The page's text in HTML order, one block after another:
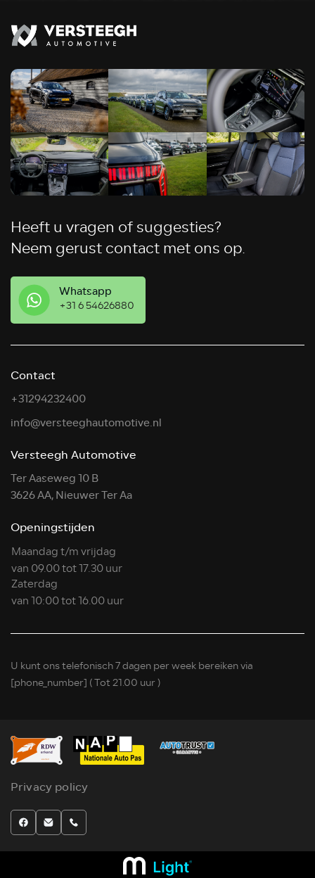
Heeft u vragen of suggesties?
Neem gerust contact met ons op.
Whatsapp
+31 6 54626880
Contact
+31294232400
info@versteeghautomotive.nl
Versteegh Automotive
Ter Aaseweg 10 B
3626 AA, Nieuwer Ter Aa
Openingstijden
Maandag t/m vrijdag
van 09.00 tot 17.30 uur
Zaterdag
van 10:00 tot 16.00 uur
U kunt ons telefonisch 7 dagen per week bereiken via
[phone_number] ( Tot 21.00 uur )
Privacy policy